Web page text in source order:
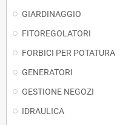
GIARDINAGGIO
FITOREGOLATORI
FORBICI PER POTATURA
GENERATORI
GESTIONE NEGOZI
IDRAULICA